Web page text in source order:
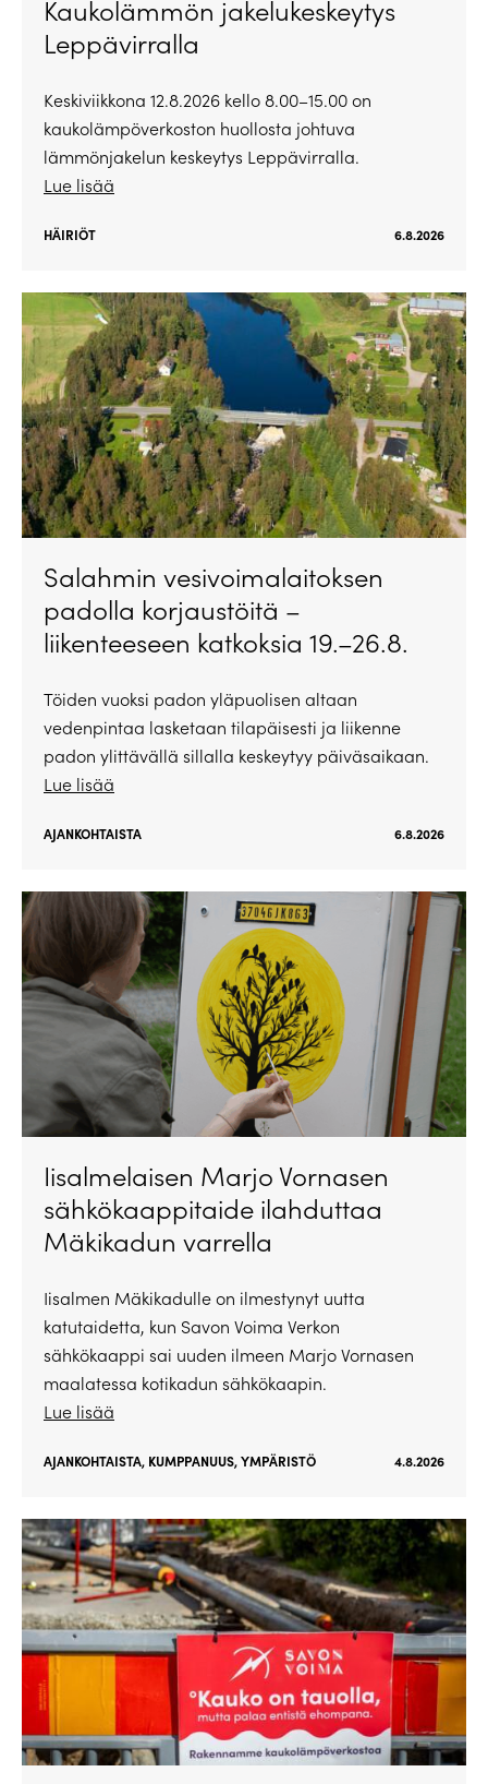
Kaukolämmön jakelukeskeytys
Leppävirralla
Keskiviikkona 12.8.2026 kello 8.00–15.00 on
kaukolämpöverkoston huollosta johtuva
lämmönjakelun keskeytys Leppävirralla.
Lue lisää
HÄIRIÖT 6.8.2026
Salahmin vesivoimalaitoksen
padolla korjaustöitä –
liikenteeseen katkoksia 19.–26.8.
Töiden vuoksi padon yläpuolisen altaan
vedenpintaa lasketaan tilapäisesti ja liikenne
padon ylittävällä sillalla keskeytyy päiväsaikaan.
Lue lisää
AJANKOHTAISTA 6.8.2026
Iisalmelaisen Marjo Vornasen
sähkökaappitaide ilahduttaa
Mäkikadun varrella
Iisalmen Mäkikadulle on ilmestynyt uutta
katutaidetta, kun Savon Voima Verkon
sähkökaappi sai uuden ilmeen Marjo Vornasen
maalatessa kotikadun sähkökaapin.
Lue lisää
AJANKOHTAISTA, KUMPPANUUS,YMPÄRISTÖ 4.8.2026